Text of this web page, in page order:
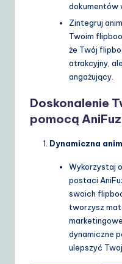
dokumentów
Zintegruj
Twoim
że Twój
atrakcyjny,
angażujący.
Doskonalenie
pomocą
Dynamiczna
Wykorzystaj
postaci
swoich
tworzysz
dynamiczne
ulepszyć